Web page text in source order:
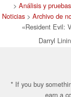
> Análisis y
Noticias > Archivo de
«Resident Evil:
Darryl
* If you buy
earn a